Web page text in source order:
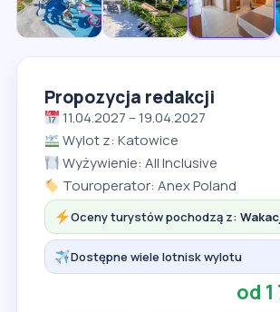
Propozycja redakcji
11.04.2027 – 19.04.2027
Wylot z: Katowice
Wyżywienie: All Inclusive
Touroperator: Anex Poland
Oceny turystów pochodzą z:
Dostępne wiele lotnisk wylotu
od 1